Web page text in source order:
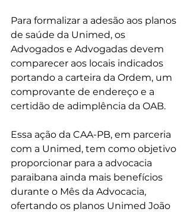
Para formalizar a adesão aos planos
de saúde da Unimed, os
Advogados e Advogadas devem
comparecer aos locais indicados
portando a carteira da Ordem, um
comprovante de endereço e a
certidão de adimplência da OAB.
Essa ação da CAA-PB, em parceria
com a Unimed, tem como objetivo
proporcionar para a advocacia
paraibana ainda mais benefícios
durante o Mês da Advocacia,
ofertando os planos Unimed João